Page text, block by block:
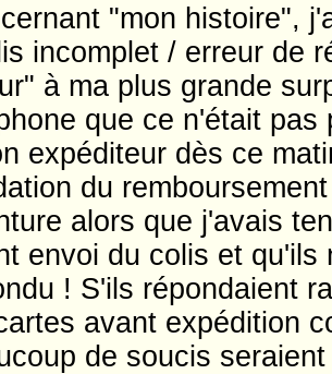
"mon histoire",
incomplet / erreur de
à ma plus grande
que ce n'était
expéditeur dès ce
du
alors que j'avais
envoi du colis et qu'ils
! S'ils répondaient
avant expédition
de soucis